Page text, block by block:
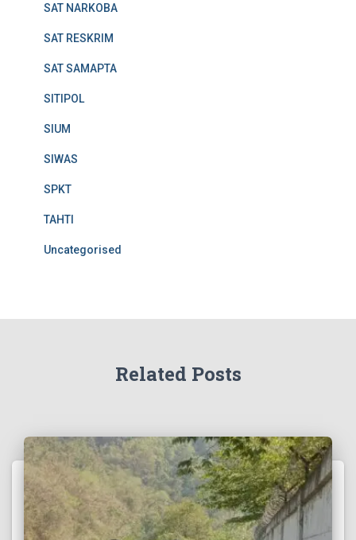
SAT NARKOBA
SAT RESKRIM
SAT SAMAPTA
SITIPOL
SIUM
SIWAS
SPKT
TAHTI
Uncategorised
Related Posts